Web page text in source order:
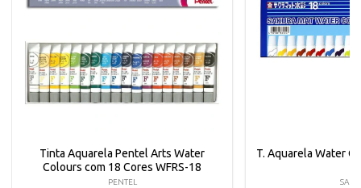
Tinta Aquarela Pentel Arts Water
Colours com 18 Cores WFRS-18
PENTEL
T. Aquarela Water